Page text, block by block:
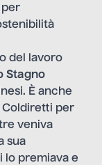
per
del lavoro
Stagno
È anche
Coldiretti per
veniva
sua
lo premiava e